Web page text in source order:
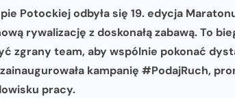
Potockiej odbyła się 19. edycja
rywalizację z doskonałą zabawą. To
zgrany team, aby wspólnie pokonać
kampanię #PodajRuch,
pracy.